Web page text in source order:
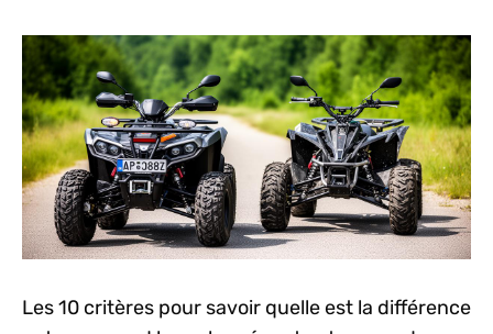
Les 10 critères pour savoir quelle est la différence